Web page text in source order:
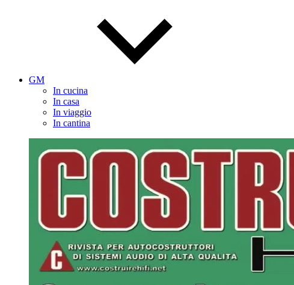
GM
In cucina
In casa
In viaggio
In cantina